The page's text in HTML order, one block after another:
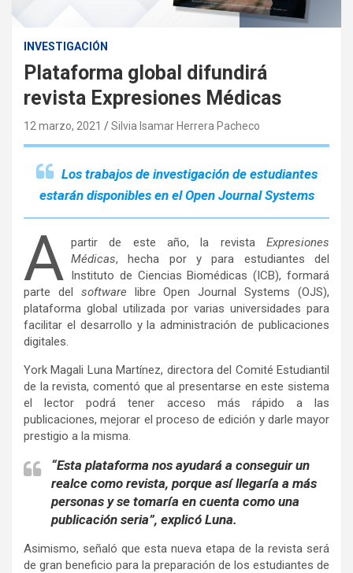
INVESTIGACIÓN
Plataforma global difundirá
revista Expresiones Médicas
12 marzo, 2021 Silvia Isamar Herrera Pacheco
Los trabajos de investigación de estudiantes
estarán disponibles en el Open Journal Systems
A partir de este año, la revista Expresiones
Médicas, hecha por y para estudiantes del
Instituto de Ciencias Biomédicas (ICB), formará
parte del software libre Open Journal Systems (OJS),
plataforma global utilizada por varias universidades para
facilitar el desarrollo y la administración de publicaciones
digitales.
York Magali Luna Martínez, directora del Comité Estudiantil
de la revista, comentó que al presentarse en este sistema
el lector podrá tener acceso más rápido a las
publicaciones, mejorar el proceso de edición y darle mayor
prestigio a la misma.
“Esta plataforma nos ayudará a conseguir un
realce como revista, porque así llegaría a más
personas y se tomaría en cuenta como una
publicación seria”, explicó Luna.
Asimismo, señaló que esta nueva etapa de la revista será
de gran beneficio para la preparación de los estudiantes de